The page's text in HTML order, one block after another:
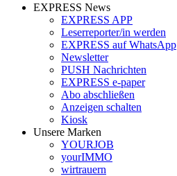
EXPRESS News
EXPRESS APP
Leserreporter/in werden
EXPRESS auf WhatsApp
Newsletter
PUSH Nachrichten
EXPRESS e-paper
Abo abschließen
Anzeigen schalten
Kiosk
Unsere Marken
YOURJOB
yourIMMO
wirtrauern